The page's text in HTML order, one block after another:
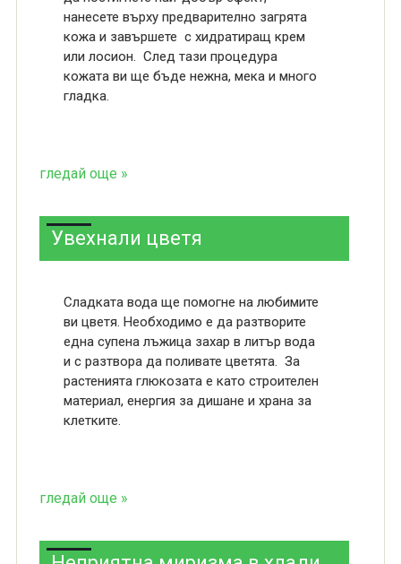
нанесете върху предварително загрята
кожа и завършете с хидратиращ крем
или лосион. След тази процедура
кожата ви ще бъде нежна, мека и много
гладка.
гледай още »
Увехнали цветя
Сладката вода ще помогне на любимите
ви цветя. Необходимо е да разтворите
една супена лъжица захар в литър вода
и с разтвора да поливате цветята. За
растенията глюкозата е като строителен
материал, енергия за дишане и храна за
клетките.
гледай още »